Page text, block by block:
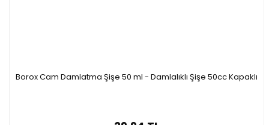
Borox Cam Damlatma Şişe 50 ml - Damlalıklı Şişe 50cc Kapaklı